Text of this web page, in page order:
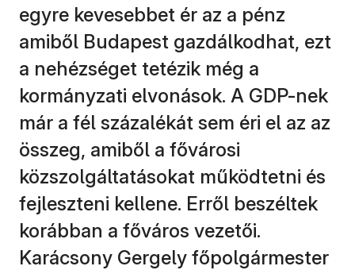
egyre kevesebbet ér az a pénz
amiből Budapest gazdálkodhat, ezt
a nehézséget tetézik még a
kormányzati elvonások. A GDP-nek
már a fél százalékát sem éri el az az
összeg, amiből a fővárosi
közszolgáltatásokat működtetni és
fejleszteni kellene. Erről beszéltek
korábban a főváros vezetői.
Karácsony Gergely főpolgármester